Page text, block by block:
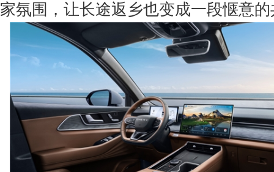
家氛围，让长途返乡也变成一段惬意